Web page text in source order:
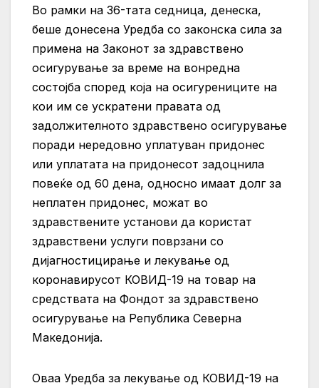
Во рамки на 36-тата седница, денеска,
беше донесена Уредба со законска сила за
примена на Законот за здравствено
осигурување за време на вонредна
состојба според која на осигурениците на
кои им се ускратени правата од
задолжителното здравствено осигурување
поради нередовно уплатуван придонес
или уплатата на придонесот задоцнила
повеќе од 60 дена, односно имаат долг за
неплатен придонес, можат во
здравствените установи да користат
здравствени услуги поврзани со
дијагностицирање и лекување од
коронавирусот КОВИД-19 на товар на
средствата на Фондот за здравствено
осигурување на Република Северна
Македонија.
Оваа Уредба за лекување од КОВИД-19 на